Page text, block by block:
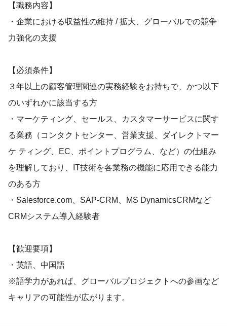
【職務内容】
・企業における収益性の維持 / 拡大、グローバルでの競争
力強化の支援
【必須条件】
３年以上の顧客管理関連の実務経験をお持ちで、かつ以下
のいずれかに該当する方
・マーケティング、セールス、カスタマーサービスに関す
る業務（コンタクトセンター、営業支援、ダイレクトマー
ケ ティング、EC、ポイントプログラム、など）の仕組み
を理解しており、IT技術を各業務の機能に応用できる能力
のある方
・Salesforce.com、SAP-CRM、MS DynamicsCRMなど
CRMシステム導入経験者
【歓迎要項】
・英語、中国語
※語学力があれば、グローバルプロジェクトへの参画など
キャリアの可能性が広がります。